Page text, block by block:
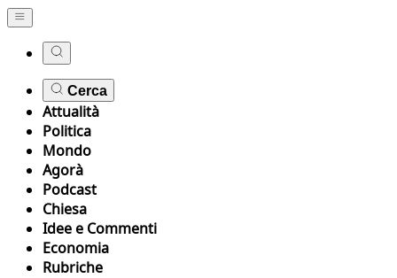
Cerca
Attualità
Politica
Mondo
Agorà
Podcast
Chiesa
Idee e Commenti
Economia
Rubriche